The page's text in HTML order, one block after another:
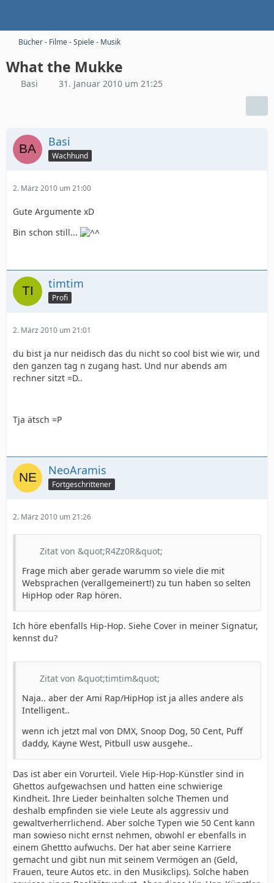
Bücher - Filme - Spiele - Musik
What the Mukke
Basi 31. Januar 2010 um 21:25
Basi
Wachhund
2. März 2010 um 21:00
Gute Argumente xD
Bin schon still...
timtim
Profi
2. März 2010 um 21:01
du bist ja nur neidisch das du nicht so cool bist wie wir, und
den ganzen tag n zugang hast. Und nur abends am
rechner sitzt =D..
Tja ätsch =P
NeoAramis
Fortgeschrittener
2. März 2010 um 21:26
Zitat von &quot;R4Zz0R&quot;
Frage mich aber gerade warumm so viele die mit
Websprachen (verallgemeinert!) zu tun haben so selten
HipHop oder Rap hören.
Ich höre ebenfalls Hip-Hop. Siehe Cover in meiner Signatur,
kennst du?
Zitat von &quot;timtim&quot;
Naja.. aber der Ami Rap/HipHop ist ja alles andere als
Intelligent..
wenn ich jetzt mal von DMX, Snoop Dog, 50 Cent, Puff
daddy, Kayne West, Pitbull usw ausgehe..
Das ist aber ein Vorurteil. Viele Hip-Hop-Künstler sind in
Ghettos aufgewachsen und hatten eine schwierige
Kindheit. Ihre Lieder beinhalten solche Themen und
deshalb empfinden sie viele Leute als aggressiv und
gewaltverherrlichend. Aber solche Typen wie 50 Cent kann
man sowieso nicht ernst nehmen, obwohl er ebenfalls in
einem Ghettto aufwuchs. Der hat aber seine Karriere
gemacht und gibt nun mit seinem Vermögen an (Geld,
Frauen, teure Autos etc. in den Musikclips). Solche haben